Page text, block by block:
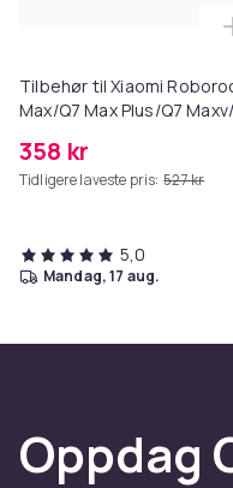
Artikkel nr.
a05bc32c-421b-52ff-
Tilbehør til Xiaomi
Max/Q7 Max Plus/Q7
358 kr
Tidligere laveste pris: 527 kr
5,0
mandag, 17 aug.
Oppdag